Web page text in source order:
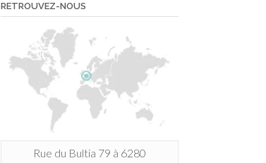
RETROUVEZ-NOUS
Rue du Bultia 79 à 6280